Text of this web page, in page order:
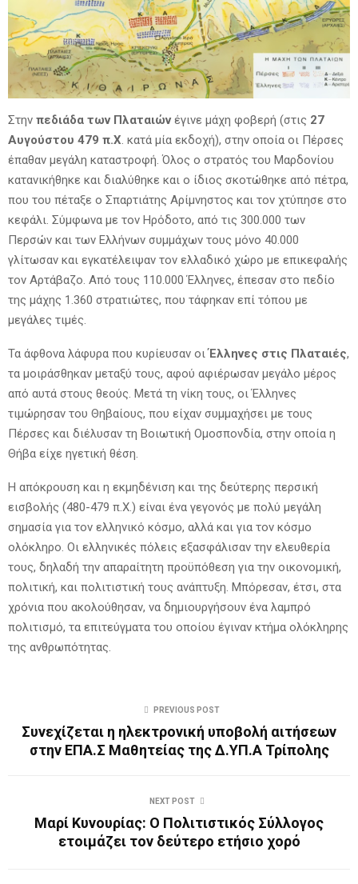
Στην πεδιάδα των Πλαταιώνέγινε μάχη φοβερή (στις 27
Αυγούστου 479 π.Χ. κατά μία εκδοχή), στην οποία οι Πέρσες
έπαθαν μεγάλη καταστροφή. Όλος ο στρατός του Μαρδονίου
κατανικήθηκε και διαλύθηκε και ο ίδιος σκοτώθηκε από πέτρα,
που του πέταξε ο Σπαρτιάτης Αρίμνηστος και τον χτύπησε στο
κεφάλι. Σύμφωνα με τον Ηρόδοτο, από τις 300.000 των
Περσών και των Ελλήνων συμμάχων τους μόνο 40.000
γλίτωσαν και εγκατέλειψαν τον ελλαδικό χώρο με επικεφαλής
τον Αρτάβαζο. Από τους 110.000 Έλληνες, έπεσαν στο πεδίο
της μάχης 1.360 στρατιώτες, που τάφηκαν επί τόπου με
μεγάλες τιμές.
Τα άφθονα λάφυρα που κυρίευσαν οιΈλληνες στις Πλαταιές,
τα μοιράσθηκαν μεταξύ τους, αφού αφιέρωσαν μεγάλο μέρος
από αυτά στους θεούς. Μετά τη νίκη τους, οι Έλληνες
τιμώρησαν του Θηβαίους, που είχαν συμμαχήσει με τους
Πέρσες και διέλυσαν τη Βοιωτική Ομοσπονδία, στην οποία η
Θήβα είχε ηγετική θέση.
Η απόκρουση και η εκμηδένιση και της δεύτερης περσική
εισβολής (480-479 π.Χ.) είναι ένα γεγονός με πολύ μεγάλη
σημασία για τον ελληνικό κόσμο, αλλά και για τον κόσμο
ολόκληρο. Οι ελληνικές πόλεις εξασφάλισαν την ελευθερία
τους, δηλαδή την απαραίτητη προϋπόθεση για την οικονομική,
πολιτική, και πολιτιστική τους ανάπτυξη. Μπόρεσαν, έτσι, στα
χρόνια που ακολούθησαν, να δημιουργήσουν ένα λαμπρό
πολιτισμό, τα επιτεύγματα του οποίου έγιναν κτήμα ολόκληρης
της ανθρωπότητας.
PREVIOUS POST
Συνεχίζεται η ηλεκτρονική υποβολή αιτήσεων
στην ΕΠΑ.Σ Μαθητείας της Δ.ΥΠ.Α Τρίπολης
NEXT POST
Μαρί Κυνουρίας: Ο Πολιτιστικός Σύλλογος
ετοιμάζει τον δεύτερο ετήσιο χορό